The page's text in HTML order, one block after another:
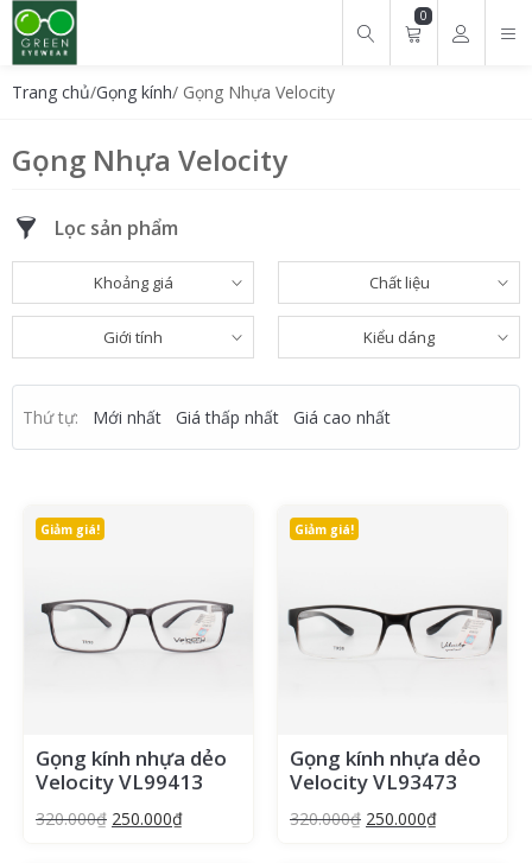
0
Trang chủ/Gọng kính/ Gọng Nhựa Velocity
Gọng Nhựa Velocity
Lọc sản phẩm
Khoảng giá Chất liệu
Giới tính Kiểu dáng
Thứ tự: Mới nhất Giá thấp nhất Giá cao nhất
Giảm giá!
Gọng kính nhựa dẻo
Velocity VL99413
320.000₫ 250.000₫
Giảm giá!
Gọng kính nhựa dẻo
Velocity VL93473
320.000₫ 250.000₫